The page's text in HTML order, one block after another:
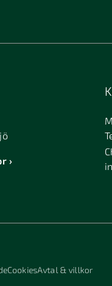
CookiesAvtal & villkor